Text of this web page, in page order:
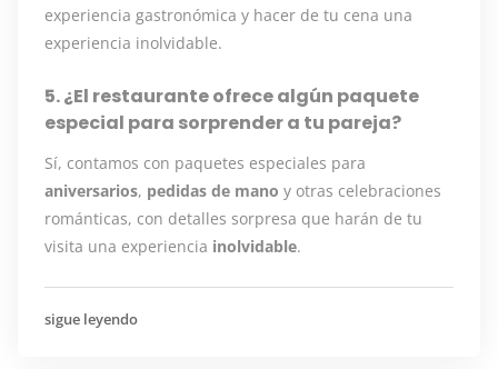
experiencia gastronómica y hacer de tu cena una
experiencia inolvidable.
5. ¿El restaurante ofrece algún paquete
especial para sorprender a tu pareja?
Sí, contamos con paquetes especiales para
aniversarios, pedidas de mano y otras celebraciones
románticas, con detalles sorpresa que harán de tu
visita una experiencia inolvidable.
sigue leyendo